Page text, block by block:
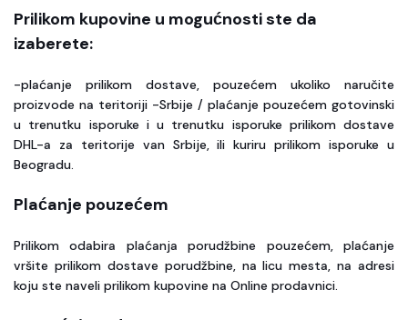
Prilikom kupovine u mogućnosti ste da
izaberete:
-plaćanje prilikom dostave, pouzećem ukoliko naručite
proizvode na teritoriji -Srbije / plaćanje pouzećem gotovinski
u trenutku isporuke i u trenutku isporuke prilikom dostave
DHL-a za teritorije van Srbije, ili kuriru prilikom isporuke u
Beogradu.
Plaćanje pouzećem
Prilikom odabira plaćanja porudžbine pouzećem, plaćanje
vršite prilikom dostave porudžbine, na licu mesta, na adresi
koju ste naveli prilikom kupovine na Online prodavnici.